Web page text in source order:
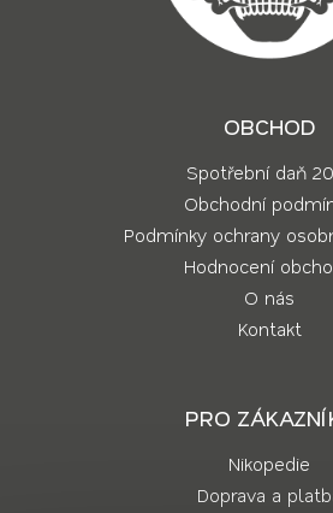
OBCHOD
Spotřební daň
Obchodní
Podmínky ochrany
Hodnocení
O nás
Kontakt
PRO
Nikopedie
Doprava a